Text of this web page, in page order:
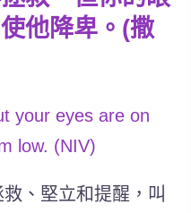
他降卑。(撒
your eyes are on
low. (NIV)
、堅立和提醒，叫